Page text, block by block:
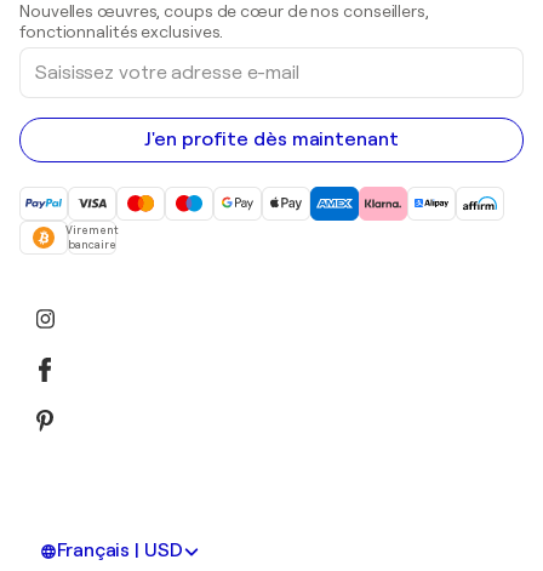
Peintures acryliques
Nouvelles œuvres, coups de cœur de nos conseillers,
fonctionnalités exclusives.
Saisissez
votre
adresse
e-
mail
J'en profite dès maintenant
Virement
bancaire
Français | USD